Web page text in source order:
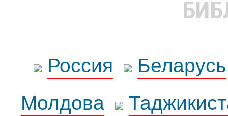
Россия
Беларусь
Молдова